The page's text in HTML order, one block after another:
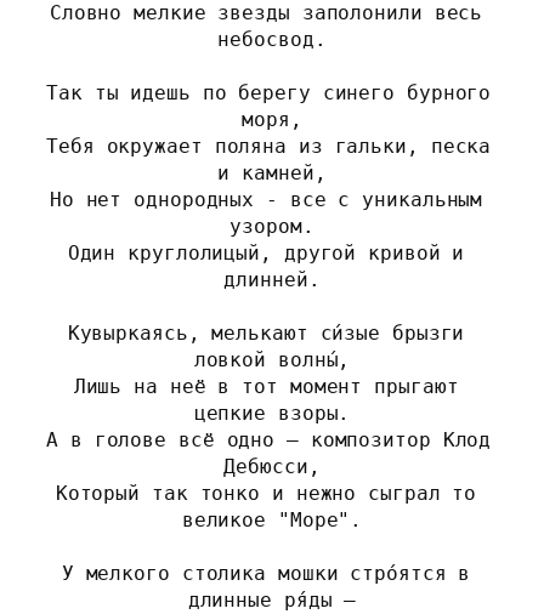
Словно мелкие звезды заполонили весь
небосвод.
Так ты идешь по берегу синего бурного
моря,
Тебя окружает поляна из гальки, песка
и камней,
Но нет однородных - все с уникальным
узором.
Один круглолицый, другой кривой и
длинней.
Кувыркаясь, мелькают си́зые брызги
ловкой волны́,
Лишь на неё в тот момент прыгают
цепкие взоры.
А в голове всё одно – композитор Клод
Дебюсси,
Который так тонко и нежно сыграл то
великое "Море".
У мелкого столика мошки стро́ятся в
длинные ря́ды –